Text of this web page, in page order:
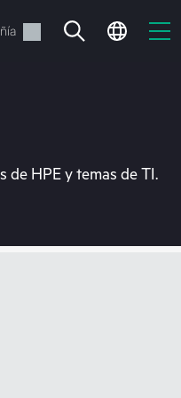
de HPE y temas de TI.